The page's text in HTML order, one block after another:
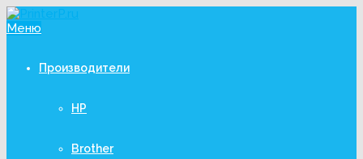
Меню
Производители
HP
Brother